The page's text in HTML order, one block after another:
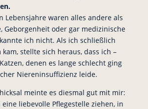
Lebensjahre waren alles andere als
Geborgenheit oder gar medizinische
ich nicht. Als ich schließlich
stellte sich heraus, dass ich –
denen es lange schlecht ging
Niereninsuffizienz leide.
meinte es diesmal gut mit mir:
liebevolle Pflegestelle ziehen, in